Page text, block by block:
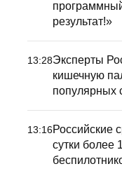
результат!»
13:28Эксперты
кишечную
популярных
13:16Российские
сутки более